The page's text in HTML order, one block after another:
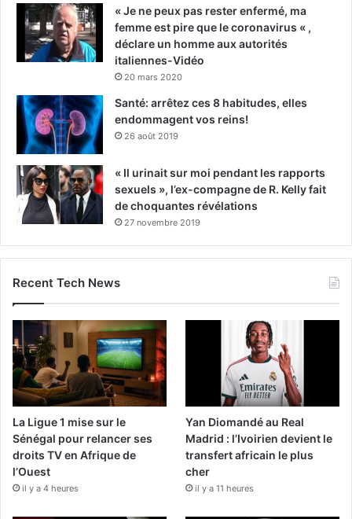
« Je ne peux pas rester enfermé, ma
femme est pire que le coronavirus « ,
déclare un homme aux autorités
italiennes-Vidéo
20 mars 2020
Santé: arrêtez ces 8 habitudes, elles
endommagent vos reins!
26 août 2019
« Il urinait sur moi pendant les rapports
sexuels », l’ex-compagne de R. Kelly fait
de choquantes révélations
27 novembre 2019
Recent Tech News
La Ligue 1 mise sur le
Sénégal pour relancer ses
droits TV en Afrique de
l’Ouest
il y a 4 heures
Yan Diomandé au Real
Madrid : l’Ivoirien devient le
transfert africain le plus
cher
il y a 11 heures